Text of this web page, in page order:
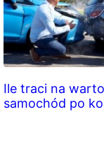
Ile traci na
samochód po